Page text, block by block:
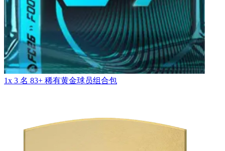
1x 3 名 83+ 稀有黄金球员组合包